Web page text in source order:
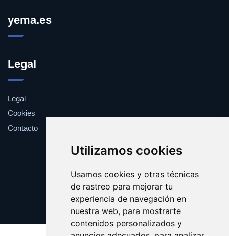
Utilizamos cookies
Usamos cookies y otras técnicas
de rastreo para mejorar tu
experiencia de navegación en
nuestra web, para mostrarte
contenidos personalizados y
yema.es
Legal
Legal
Cookies
Contacto
Update cookies preferences
Copyright © 2025 yema.es